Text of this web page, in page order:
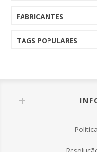
FABRICANTES
TAGS POPULARES